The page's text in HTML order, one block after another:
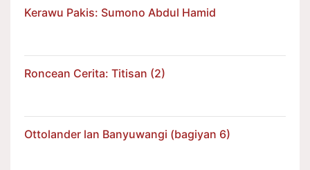
Kerawu Pakis: Sumono Abdul Hamid
Roncean Cerita: Titisan (2)
Ottolander lan Banyuwangi (bagiyan 6)